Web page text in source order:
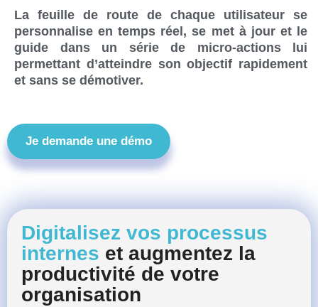
La feuille de route de chaque utilisateur se
personnalise en temps réel, se met à jour et le
guide dans un série de micro-actions lui
permettant d’atteindre son objectif rapidement
et sans se démotiver.
Je demande une démo
Digitalisez vos processus
internes et augmentez la
productivité de votre
organisation